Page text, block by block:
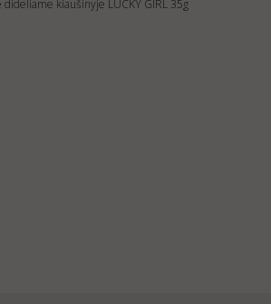
kiaušinyje LUCKY GIRL 35g